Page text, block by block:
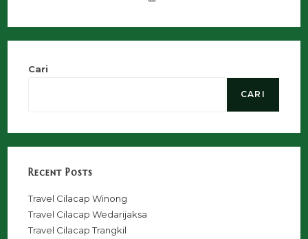
Cari
CARI
Recent Posts
Travel Cilacap Winong
Travel Cilacap Wedarijaksa
Travel Cilacap Trangkil